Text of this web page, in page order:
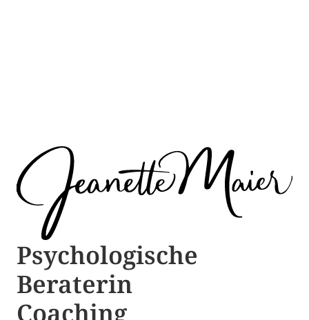
Psychologische ​​
Beraterin
Coaching